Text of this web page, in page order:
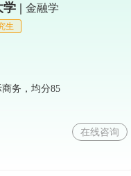
学 | 金融学
生
务，均分85
在线咨询